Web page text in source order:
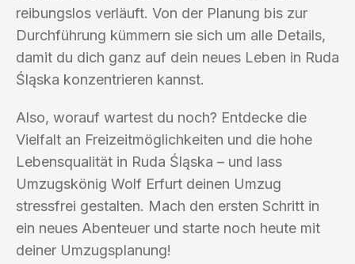
reibungslos verläuft. Von der Planung bis zur
Durchführung kümmern sie sich um alle Details,
damit du dich ganz auf dein neues Leben in Ruda
Śląska konzentrieren kannst.
Also, worauf wartest du noch? Entdecke die
Vielfalt an Freizeitmöglichkeiten und die hohe
Lebensqualität in Ruda Śląska – und lass
Umzugskönig Wolf Erfurt deinen Umzug
stressfrei gestalten. Mach den ersten Schritt in
ein neues Abenteuer und starte noch heute mit
deiner Umzugsplanung!